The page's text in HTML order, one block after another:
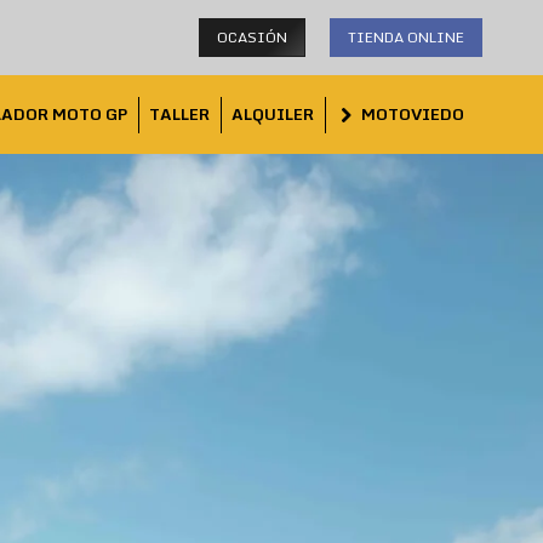
OCASIÓN TIENDA ONLINE
MOTO GP TALLER ALQUILER MOTOVIEDO